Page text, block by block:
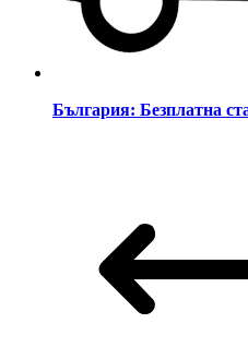
България: Безплатна